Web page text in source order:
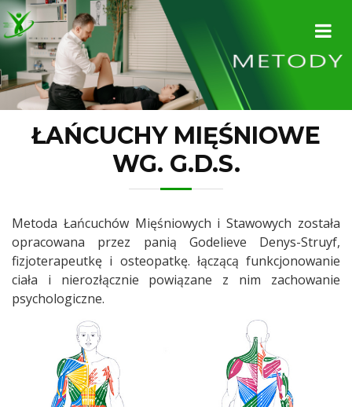
ŁAŃCUCHY MIĘŚNIOWE
WG. G.D.S.
Metoda Łańcuchów Mięśniowych i Stawowych została
opracowana przez panią Godelieve Denys-Struyf,
fizjoterapeutkę i osteopatkę. łączącą funkcjonowanie
ciała i nierozłącznie powiązane z nim zachowanie
psychologiczne.